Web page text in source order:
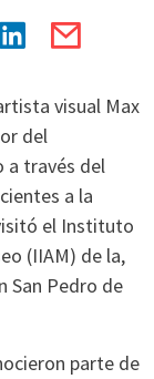
visual Max
del
a través del
a la
el Instituto
(IIAM) de la,
San Pedro de
parte de